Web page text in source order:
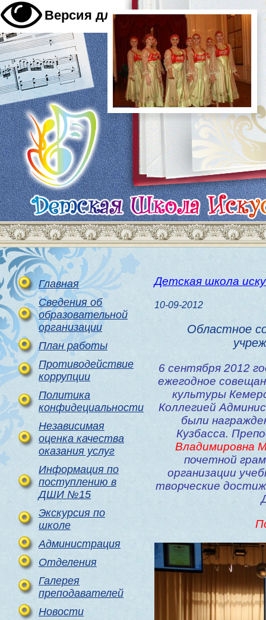
Версия для слабовидящих A A A
Главная
Сведения об
образовательной
организации
План работы
Противодействие
коррупции
Политика
конфидециальности
Независимая
оценка качества
оказания услуг
Информация по
поступлению в
ДШИ №15
Экскурсия по
школе
Администрация
Отделения
Галерея
преподавателей
Новости
Детская школа
10-09-2012
Областное
6 сентября 2012
ежегодное
культуры
Коллегией
были
Кузбасса.
Владимировна
почетной
организации
творческие